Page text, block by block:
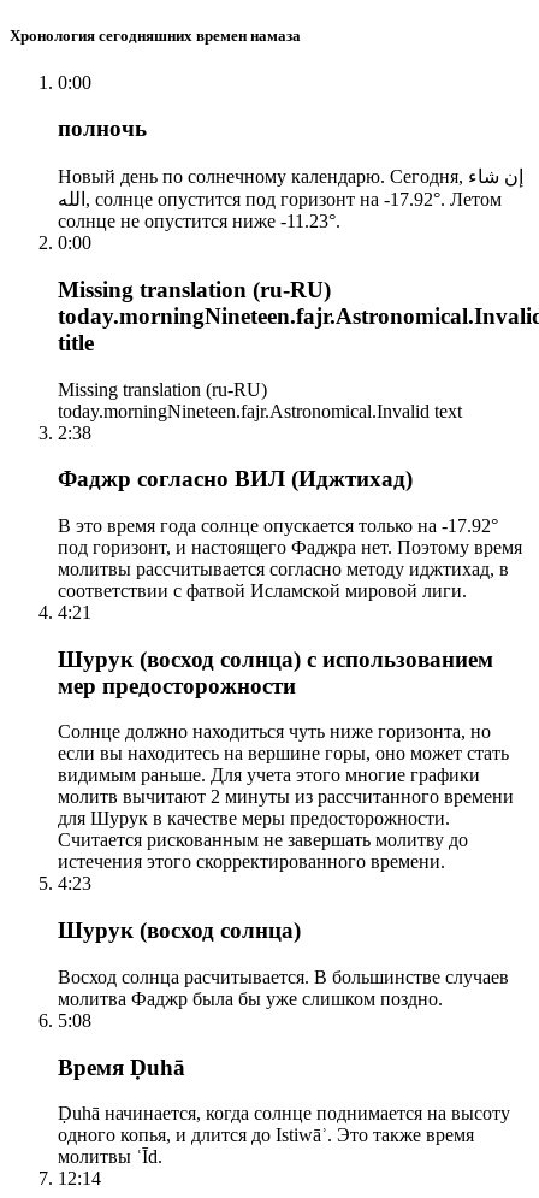
Хронология сегодняшних времен намаза
0:00
полночь
Новый день по солнечному календарю. Сегодня, إن شاء
الله, солнце опустится под горизонт на -17.92°. Летом
солнце не опустится ниже -11.23°.
0:00
Missing translation (ru-RU)
title
Missing translation (ru-RU)
today.morningNineteen.fajr.Astronomical.Invalid text
2:38
Фаджр согласно ВИЛ (Иджтихад)
В это время года солнце опускается только на -17.92°
под горизонт, и настоящего Фаджра нет. Поэтому время
молитвы рассчитывается согласно методу иджтихад, в
соответствии с фатвой Исламской мировой лиги.
4:21
Шурук (восход солнца) с использованием
мер предосторожности
Солнце должно находиться чуть ниже горизонта, но
если вы находитесь на вершине горы, оно может стать
видимым раньше. Для учета этого многие графики
молитв вычитают 2 минуты из рассчитанного времени
для Шурук в качестве меры предосторожности.
Считается рискованным не завершать молитву до
истечения этого скорректированного времени.
4:23
Шурук (восход солнца)
Восход солнца расчитывается. В большинстве случаев
молитва Фаджр была бы уже слишком поздно.
5:08
Время Ḍuhā
Ḍuhā начинается, когда солнце поднимается на высоту
одного копья, и длится до Istiwāʾ. Это также время
молитвы ʿĪd.
12:14